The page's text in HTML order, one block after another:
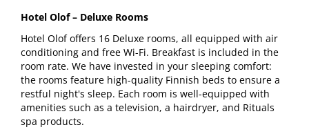
Hotel Olof – Deluxe Rooms
Hotel Olof offers 16 Deluxe rooms, all equipped with air
conditioning and free Wi-Fi. Breakfast is included in the
room rate. We have invested in your sleeping comfort:
the rooms feature high-quality Finnish beds to ensure a
restful night's sleep. Each room is well-equipped with
amenities such as a television, a hairdryer, and Rituals
spa products.